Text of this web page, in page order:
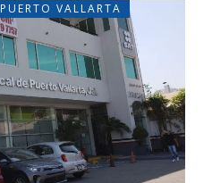
PUERTO VALLARTA